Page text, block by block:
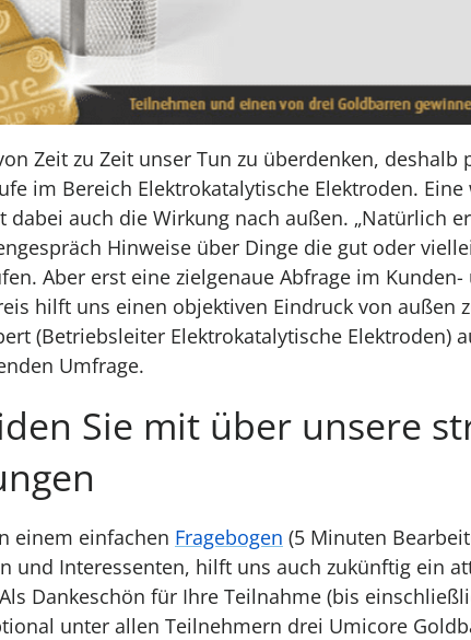
Zeit zu Zeit unser Tun zu überdenken, deshalb
im Bereich Elektrokatalytische Elektroden.
dabei auch die Wirkung nach außen. „Natürlich
Hinweise über Dinge die gut oder
Aber erst eine zielgenaue Abfrage im Kunden-
hilft uns einen objektiven Eindruck von außen
(Betriebsleiter Elektrokatalytische Elektroden)
Umfrage.
Sie mit über unsere
einem einfachen Fragebogen (5 Minuten
und Interessenten, hilft uns auch zukünftig ein
Dankeschön für Ihre Teilnahme (bis
unter allen Teilnehmern drei Umicore